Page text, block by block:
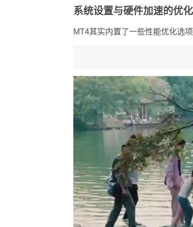
系统设置与硬件加速的优
MT4其实内置了一些性能优化选